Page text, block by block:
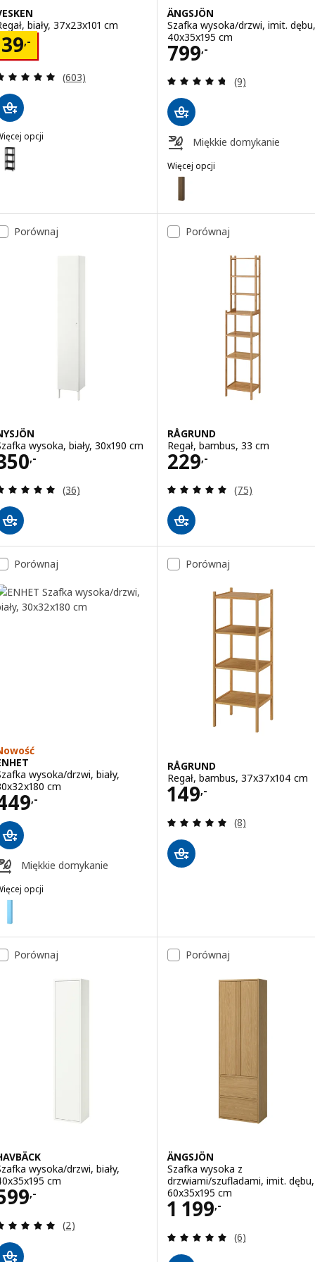
biały, 37x23x101 cm
39,- 39,-
Recenzja: 4.9 z 5 gwiazdki. Łączna liczba recenzji:
(603)
opcji
VESKEN, Regał, czarny, 37x23x101 cm
ÄNGSJÖN
Szafka wysoka/drzwi, imit. dębu,
40x35x195 cm
799,-
Cena 799,-
Recenzja: 4.7
(9)
Miękkie domykanie
Więcej opcji
ÄNGSJÖN
Wariant: ÄNGSJÖN, Szafka
Porównaj
wysoka, biały, 30x190 cm
,- 350,-
Recenzja: 4.9 z 5 gwiazdki. Łączna liczba recenzji:
(36)
Porównaj
RÅGRUND
Regał, bambus, 33 cm
229,-
Cena 229,-
Recenzja: 4.9
(75)
Porównaj
wysoka/drzwi, biały,
cm
,- 449,-
Miękkie domykanie
opcji
Porównaj
RÅGRUND
Regał, bambus, 37x37x104 cm
149,-
Cena 149,-
Recenzja: 4.9
(8)
Porównaj
wysoka/drzwi, biały,
cm
,- 599,-
Recenzja: 5 z 5 gwiazdki. Łączna liczba recenzji:
(2)
Porównaj
ÄNGSJÖN
Szafka wysoka z
drzwiami/szufladami, imit. dębu,
60x35x195 cm
1 199,-
Cena 1199,-
Recenzja: 5 z
(6)